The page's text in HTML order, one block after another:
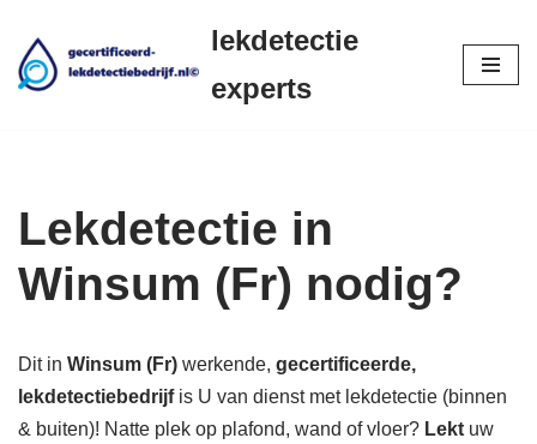
Ga
lekdetectie
experts
Lekdetectie in
Winsum (Fr) nodig?
Dit in Winsum (Fr) werkende, gecertificeerde,
lekdetectiebedrijf is U van dienst met lekdetectie (binnen
& buiten)! Natte plek op plafond, wand of vloer? Lekt uw